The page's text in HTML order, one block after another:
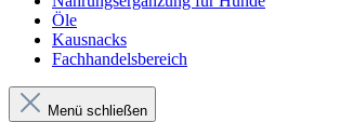
Öle
Kausnacks
Fachhandelsbereich
Menü schließen